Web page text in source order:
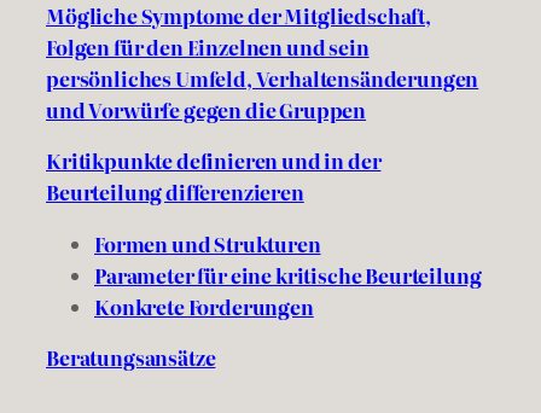
Mögliche Symptome der Mitgliedschaft,
Folgen für den Einzelnen und sein
persönliches Umfeld, Verhaltensänderungen
und Vorwürfe gegen die Gruppen
Kritikpunkte definieren und in der
Beurteilung differenzieren
Formen und Strukturen
Parameter für eine kritische Beurteilung
Konkrete Forderungen
Beratungsansätze